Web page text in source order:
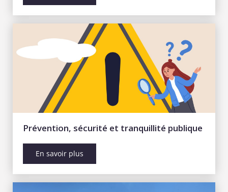
Prévention, sécurité et tranquillité publique
En savoir plus